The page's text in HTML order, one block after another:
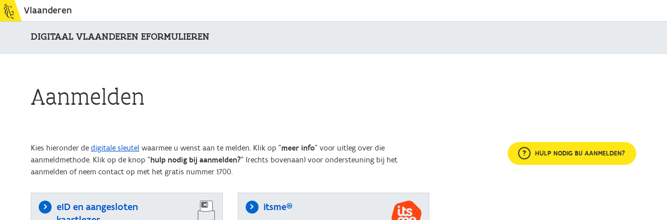
Vlaanderen
DIGITAAL VLAANDEREN EFORMULIEREN
Aanmelden
Kies hieronder de digitale sleutel waarmee u wenst aan te melden. Klik op "meer info" voor uitleg over die
aanmeldmethode. Klik op de knop "hulp nodig bij aanmelden?" (rechts bovenaan) voor ondersteuning bij het
aanmelden of neem contact op met het gratis nummer 1700.
eID en aangesloten
itsme®
HULP NODIG BIJ AANMELDEN?